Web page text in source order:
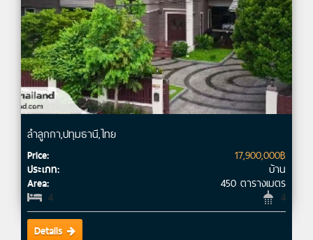
ลำลูกกา,ปทุมธานี,ไทย
Price: 17,900,000฿
ประเภท: บ้าน
Area:
450 ตารางเมตร
4
4
Details